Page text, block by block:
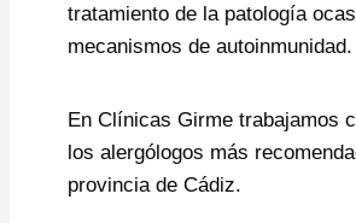
tratamiento de la patología
mecanismos de autoinmunidad.
En Clínicas Girme trabajamos
los alergólogos más
provincia de Cádiz.